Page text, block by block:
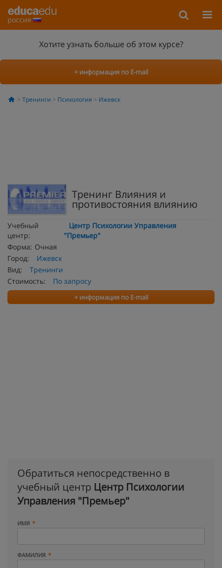
россия
Хотите узнать больше об этом курсе?
+ информация по E-mail
Тренинги Психология Ижевск
Тренинг Влияния и
противостояния влиянию
Учебный
центр:
Центр Психологии Управления
"Премьер"
Форма: Очная
Город:
Ижевск
Вид:
Тренинги
Стоимость:
По запросу
+ информация по E-mail
Обратиться непосредственно в
учебный центр Центр Психологии
Управления "Премьер"
ИМЯ
ФАМИЛИЯ